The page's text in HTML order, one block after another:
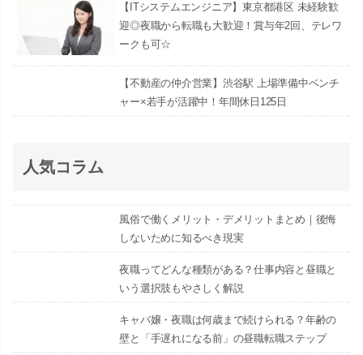
【ITシステムエンジニア】東京都港区 未経験歓
迎◎夜職から転職も大歓迎！賞与年2回、テレワ
ークも可☆
【不動産の仲介営業】渋谷駅 上場準備中ベンチ
ャー×若手が活躍中！年間休日125日
人気コラム
風俗で働くメリット・デメリットまとめ｜後悔
しないために知るべき現実
夜職ってどんな種類がある？仕事内容と昼職と
いう選択肢もやさしく解説
キャバ嬢・夜職は何歳まで続けられる？年齢の
壁と「手遅れになる前」の昼職転職ステップ